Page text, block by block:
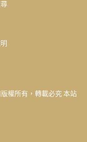
權所有，轉載必究 本站